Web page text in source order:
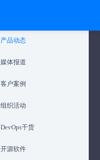
产品动态
媒体报道
客户案例
组织活动
DevOps干货
开源软件